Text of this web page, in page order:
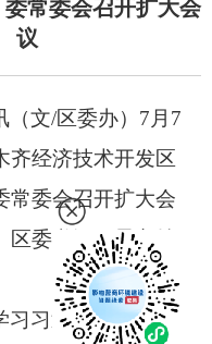
常委会召开扩大会
议
（文/区委办） 7 月 7
齐经济技术开发区
常委会召开扩大会
委书记周晨主持
习习近平总书记在